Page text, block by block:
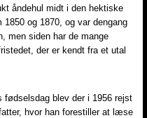
åndehul midt i den hektiske
og 1870, og var dengang
men siden har de mange
der er kendt fra et utal
fødselsdag blev der i 1956 rejst
hvor han forestiller at læse